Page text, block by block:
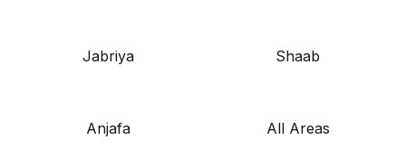
Jabriya Shaab
Anjafa All Areas